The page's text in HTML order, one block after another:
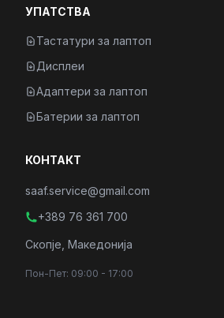
УПАТСТВА
Тастатури за лаптоп
Дисплеи
Адаптери за лаптоп
Батерии за лаптоп
КОНТАКТ
saaf.service@gmail.com
+389 76 361 700
Скопје, Македонија
Пон-Пет: 09:00 - 17:00